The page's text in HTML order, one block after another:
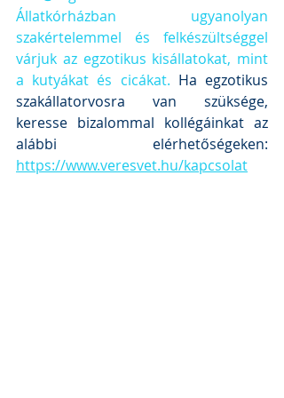
Állatkórházban ugyanolyan
szakértelemmel és felkészültséggel
várjuk az egzotikus kisállatokat, mint
a kutyákat és cicákat. Ha egzotikus
szakállatorvosra van szüksége,
keresse bizalommal kollégáinkat az
https://www.veresvet.hu/kapcsolat